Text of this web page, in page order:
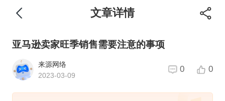
文章详情
亚马逊卖家旺季销售需要注意的事项
来源网络
2023-03-09
0 0